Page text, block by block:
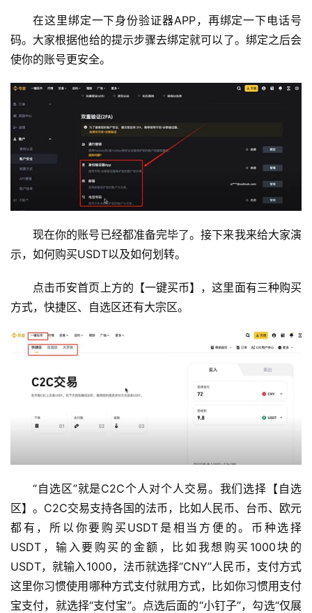
币
圈
新
闻
情
在这里绑定一下身份验证器APP，再绑定一下电话号
码。大家根据他给的提示步骤去绑定就可以了。绑定之后会
使你的账号更安全。
现在你的账号已经都准备完毕了。接下来我来给大家演
示，如何购买USDT以及如何划转。
点击币安首页上方的【一键买币】，这里面有三种购买
方式，快捷区、自选区还有大宗区。
“自选区”就是C2C个人对个人交易。我们选择【自选
区】。C2C交易支持各国的法币，比如人民币、台币、欧元
都有，所以你要购买USDT是相当方便的。币种选择
USDT，输入要购买的金额，比如我想购买1000块的
USDT，就输入1000，法币就选择“CNY”人民币，支付方式
这里你习惯使用哪种方式支付就用方式，比如你习惯用支付
宝支付，就选择“支付宝”。点选后面的“小钉子”，勾选“仅展